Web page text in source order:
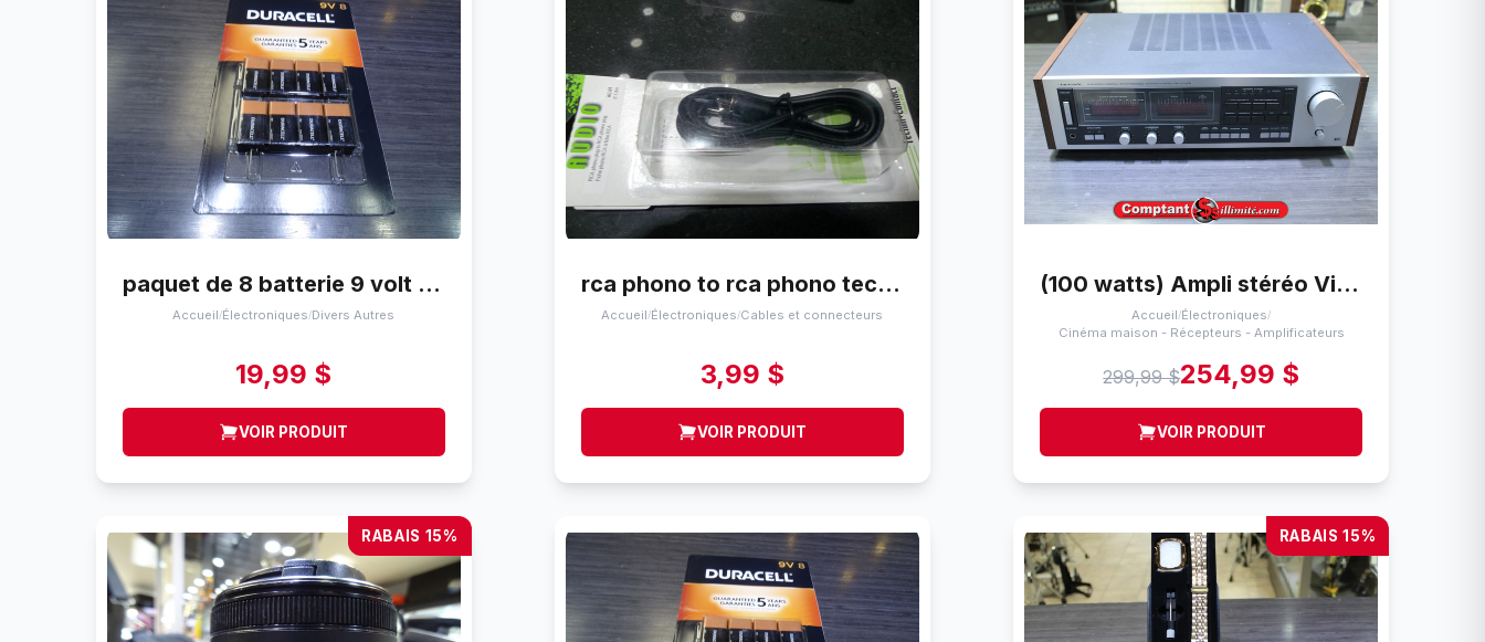
paquet de 8 batterie 9 volt duracell mars 2027
Accueil/Électroniques/Divers Autres
19,99 $
VOIR PRODUIT
rca phono to rca phono technicontact ac-01
Accueil/Électroniques/Cables et connecteurs
3,99 $
VOIR PRODUIT
(100 watts) Ampli stéréo Vintage Realistic sta-2500
Accueil/Électroniques/
Cinéma maison - Récepteurs - Amplificateurs
299,99 $254,99 $
VOIR PRODUIT
RABAIS 15% RABAIS 15%